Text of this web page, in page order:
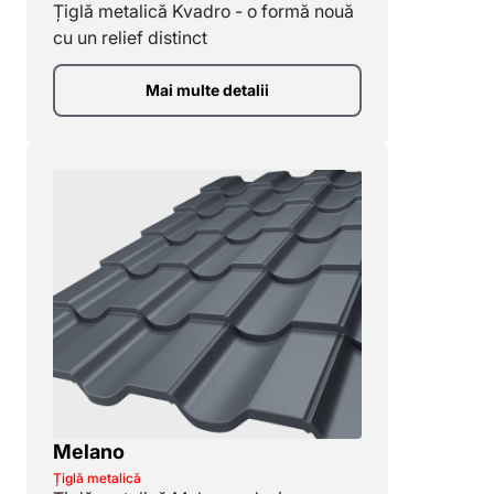
Quartz (Polonia, 0,53 mm, Zn 275 g/m2)
Țiglă metalică Kvadro - o formă nouă
cu un relief distinct
Mai multe detalii
Melano
Țiglă metalică